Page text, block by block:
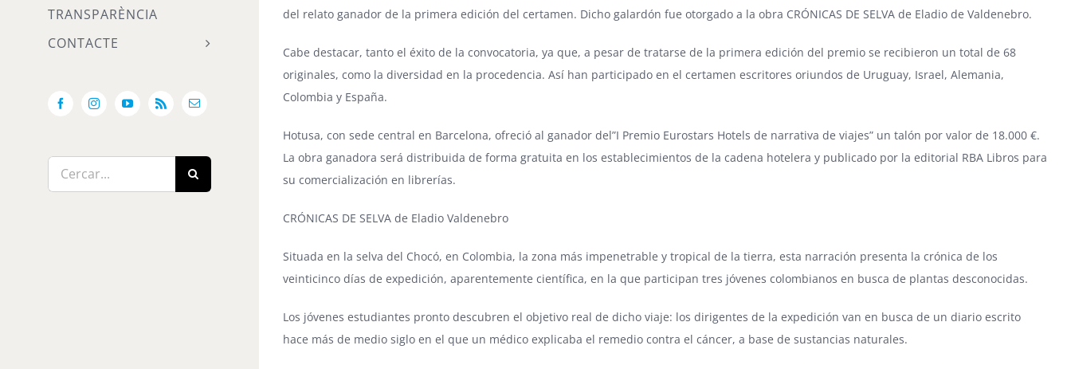
TRANSPARÈNCIA
CONTACTE
FacebookInstagramYouTube
Rss Email:
Cerca
…
del relato ganador de la primera edición del certamen. Dicho galardón fue otorgado a la obra CRÓNICAS DE SELVA de Eladio de Valdenebro.
Cabe destacar, tanto el éxito de la convocatoria, ya que, a pesar de tratarse de la primera edición del premio se recibieron un total de 68
originales, como la diversidad en la procedencia. Así han participado en el certamen escritores oriundos de Uruguay, Israel, Alemania,
Colombia y España.
Hotusa, con sede central en Barcelona, ofreció al ganador del”I Premio Eurostars Hotels de narrativa de viajes” un talón por valor de 18.000 €.
La obra ganadora será distribuida de forma gratuita en los establecimientos de la cadena hotelera y publicado por la editorial RBA Libros para
su comercialización en librerías.
CRÓNICAS DE SELVA de Eladio Valdenebro
Situada en la selva del Chocó, en Colombia, la zona más impenetrable y tropical de la tierra, esta narración presenta la crónica de los
veinticinco días de expedición, aparentemente científica, en la que participan tres jóvenes colombianos en busca de plantas desconocidas.
Los jóvenes estudiantes pronto descubren el objetivo real de dicho viaje: los dirigentes de la expedición van en busca de un diario escrito
hace más de medio siglo en el que un médico explicaba el remedio contra el cáncer, a base de sustancias naturales.